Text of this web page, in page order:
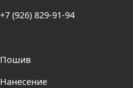
+7 (926) 829-91-94
Пошив
Нанесение